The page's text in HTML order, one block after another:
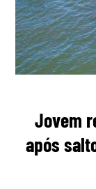
Jovem
após